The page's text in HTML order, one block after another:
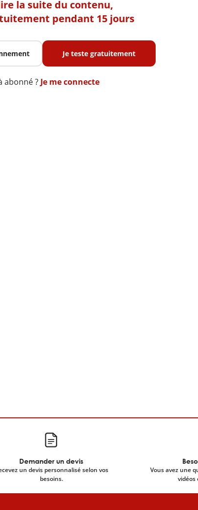
la suite du contenu,
pendant 15 jours
Je teste gratuitement
abonné ? Je me connecte
Demander un devis
un devis personnalisé selon vos
besoins.
Vous avez une
vidéos